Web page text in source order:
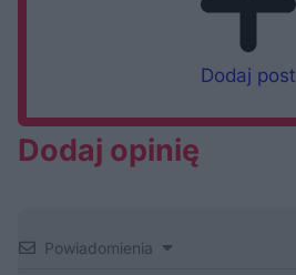
Dodaj post
Dodaj opinię
Powiadomienia